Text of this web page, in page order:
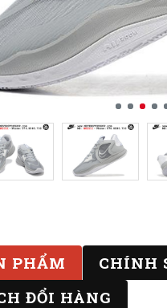
PHẨM CHÍNH
ĐỔI HÀNG